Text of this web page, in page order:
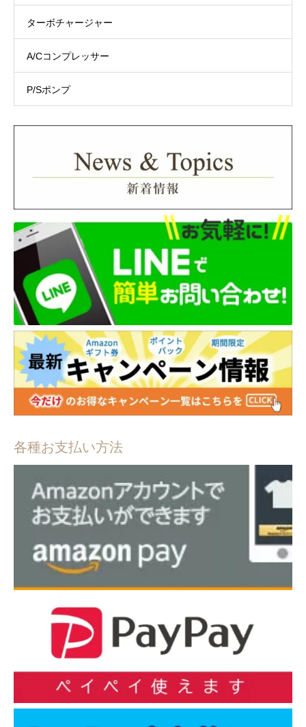
カ）ジェイトック
40,000 円 ～ 54,000 円 1,650 円
株式会社ネットプロテクションズ
詳細は”配送について”をご参照ください。
ターボチャージャー
A/Cコンプレッサー
P/Sポンプ
各種お支払い方法